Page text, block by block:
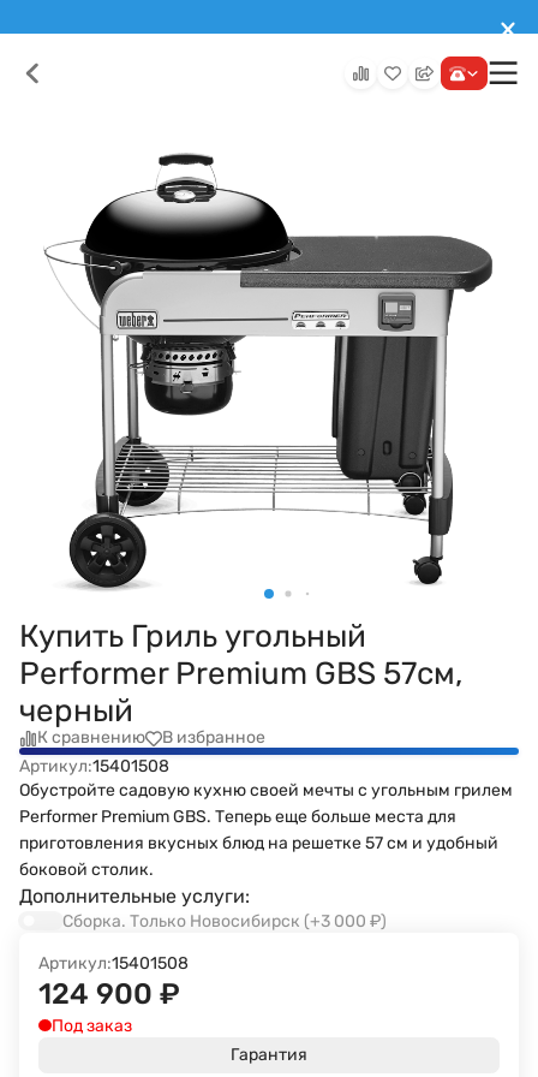
Купить Гриль угольный
Performer Premium GBS 57см,
черный
К сравнению
В избранное
Артикул:15401508
Обустройте садовую кухню своей мечты с угольным грилем
Performer Premium GBS. Теперь еще больше места для
приготовления вкусных блюд на решетке 57 см и удобный
боковой столик.
Дополнительные услуги:
Сборка. Только Новосибирск (+3 000 ₽)
Артикул:15401508
124 900 ₽
Под заказ
Гарантия